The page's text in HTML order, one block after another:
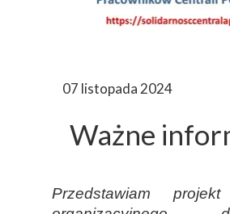
07 listopada 2024
Ważne
Przedstawiam